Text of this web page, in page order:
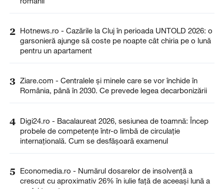
2 Hotnews.ro - Cazările la Cluj în perioada UNTOLD 2026: o
garsonieră ajunge să coste pe noapte cât chiria pe o lună
pentru un apartament
3 Ziare.com - Centralele și minele care se vor închide în
România, până în 2030. Ce prevede legea decarbonizării
4 Digi24.ro - Bacalaureat 2026, sesiunea de toamnă: Încep
probele de competențe într-o limbă de circulație
internațională. Cum se desfășoară examenul
5
Economedia.ro - Numărul dosarelor de insolvenţă a
crescut cu aproximativ 26% în iulie față de aceeași lună a